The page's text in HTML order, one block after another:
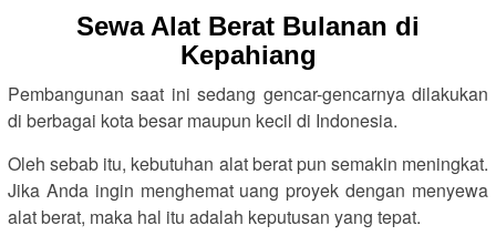
Sewa Alat Berat Bulanan di
Kepahiang
Pembangunan saat ini sedang gencar-gencarnya dilakukan
di berbagai kota besar maupun kecil di Indonesia.
Oleh sebab itu, kebutuhan alat berat pun semakin meningkat.
Jika Anda ingin menghemat uang proyek dengan menyewa
alat berat, maka hal itu adalah keputusan yang tepat.